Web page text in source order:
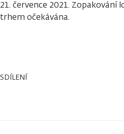
21. července 2021. Zopakování
trhem očekávána.
SDÍLENÍ